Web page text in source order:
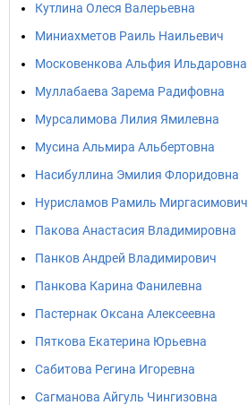
Кутлина Олеся Валерьевна
Миниахметов Раиль Наильевич
Московенкова Альфия Ильдаровна
Муллабаева Зарема Радифовна
Мурсалимова Лилия Ямилевна
Мусина Альмира Альбертовна
Насибуллина Эмилия Флоридовна
Нурисламов Рамиль Миргасимович
Пакова Анастасия Владимировна
Панков Андрей Владимирович
Панкова Карина Фанилевна
Пастернак Оксана Алексеевна
Пяткова Екатерина Юрьевна
Сабитова Регина Игоревна
Сагманова Айгуль Чингизовна